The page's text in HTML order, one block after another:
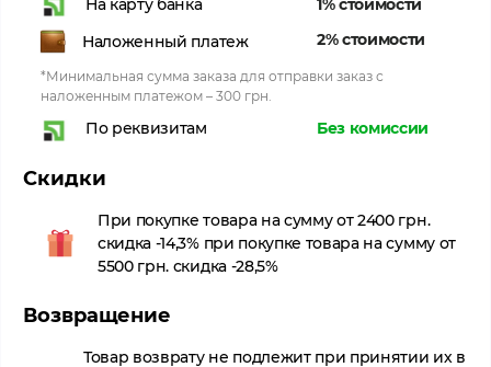
На карту банка
1% стоимости
Наложенный платеж
2% стоимости
*Минимальная сумма заказа для отправки заказ с
наложенным платежом – 300 грн.
По реквизитам Без комиссии
Скидки
При покупке товара на сумму от 2400 грн.
скидка -14,3% при покупке товара на сумму от
5500 грн. скидка -28,5%
Возвращение
Товар возврату не подлежит при принятии их в